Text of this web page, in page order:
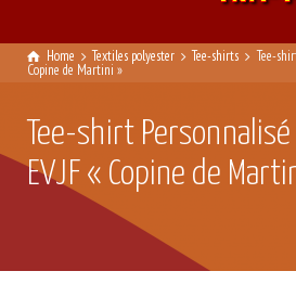
Home Textiles polyester Tee-shirts Tee-
Copine de Martini »
Tee-shirt
EVJF « Copine de